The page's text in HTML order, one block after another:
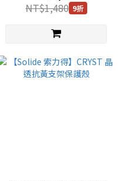
NT$1,480 9折